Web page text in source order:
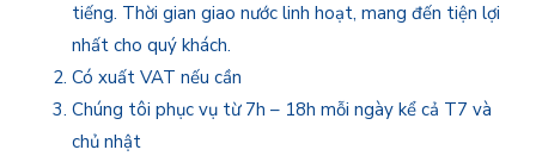
tiếng. Thời gian giao nước linh hoạt, mang đến tiện lợi
nhất cho quý khách.
Có xuất VAT nếu cần
Chúng tôi phục vụ từ 7h – 18h mỗi ngày kể cả T7 và
chủ nhật